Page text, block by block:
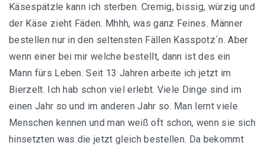
Käsespätzle kann ich sterben. Cremig, bissig, würzig und
der Käse zieht Fäden. Mhhh, was ganz Feines. Männer
bestellen nur in den seltensten Fällen Kasspotz´n. Aber
wenn einer bei mir welche bestellt, dann ist des ein
Mann fürs Leben. Seit 13 Jahren arbeite ich jetzt im
Bierzelt. Ich hab schon viel erlebt. Viele Dinge sind im
einen Jahr so und im anderen Jahr so. Man lernt viele
Menschen kennen und man weiß oft schon, wenn sie sich
hinsetzten was die jetzt gleich bestellen. Da bekommt